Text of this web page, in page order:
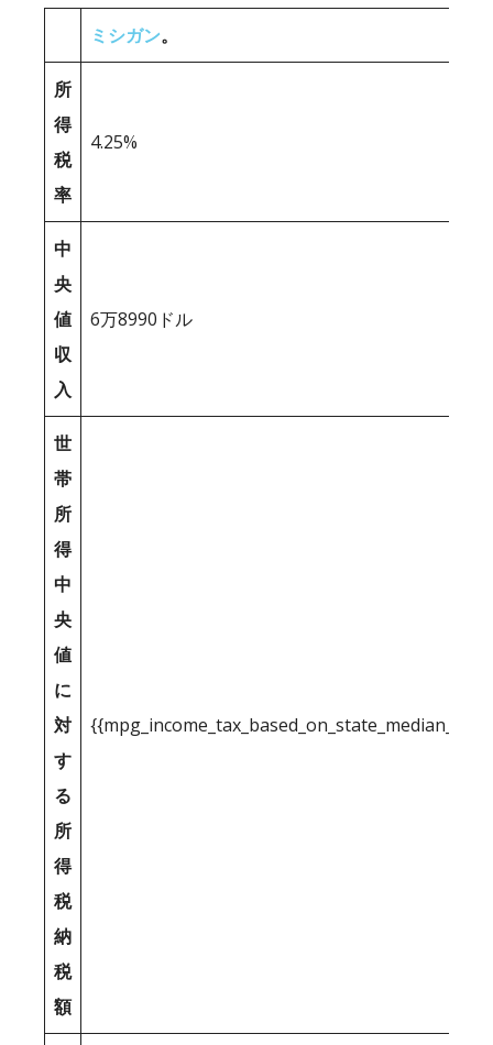
ミシガン。
所
得
税
率
4.25%
中
央
値
収
入
6万8990ドル
世
帯
所
得
中
央
値
に
対
す
る
所
得
税
納
税
額